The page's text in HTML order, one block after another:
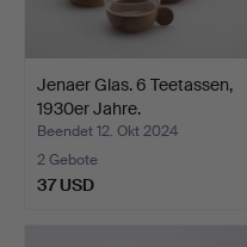
Jenaer Glas. 6 Teetassen,
1930er Jahre.
Beendet 12. Okt 2024
2 Gebote
37 USD